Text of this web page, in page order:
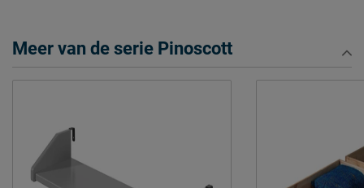
Uitvoering
Incl. bedbodem, excl.
matras
Materiaal
Goed om te weten
Meer van de serie Pinoscott